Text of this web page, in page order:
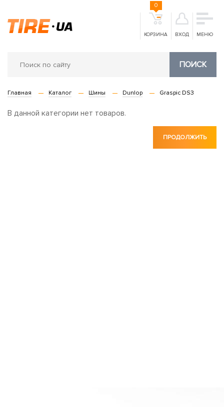
КОРЗИНА
0
ВХОД МЕНЮ
ПОИСК
Главная Каталог Шины Dunlop Graspic DS3
В данной категории нет товаров.
ПРОДОЛЖИТЬ